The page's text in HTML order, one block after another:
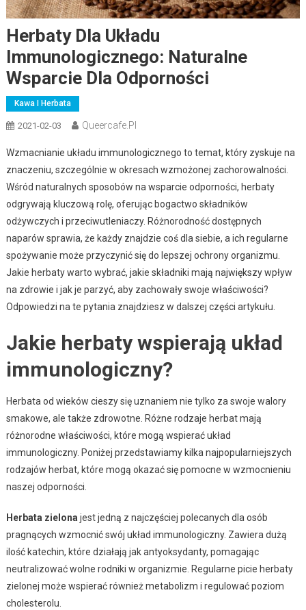
Herbaty Dla Układu
Immunologicznego: Naturalne
Wsparcie Dla Odporności
Kawa I Herbata
2021-02-03 Queercafe.pl
Wzmacnianie układu immunologicznego to temat, który zyskuje na
znaczeniu, szczególnie w okresach wzmożonej zachorowalności.
Wśród naturalnych sposobów na wsparcie odporności, herbaty
odgrywają kluczową rolę, oferując bogactwo składników
odżywczych i przeciwutleniaczy. Różnorodność dostępnych
naparów sprawia, że każdy znajdzie coś dla siebie, a ich regularne
spożywanie może przyczynić się do lepszej ochrony organizmu.
Jakie herbaty warto wybrać, jakie składniki mają największy wpływ
na zdrowie i jak je parzyć, aby zachowały swoje właściwości?
Odpowiedzi na te pytania znajdziesz w dalszej części artykułu.
Jakie herbaty wspierają układ
immunologiczny?
Herbata od wieków cieszy się uznaniem nie tylko za swoje walory
smakowe, ale także zdrowotne. Różne rodzaje herbat mają
różnorodne właściwości, które mogą wspierać układ
immunologiczny. Poniżej przedstawiamy kilka najpopularniejszych
rodzajów herbat, które mogą okazać się pomocne w wzmocnieniu
naszej odporności.
Herbata zielona jest jedną z najczęściej polecanych dla osób
pragnących wzmocnić swój układ immunologiczny. Zawiera dużą
ilość katechin, które działają jak antyoksydanty, pomagając
neutralizować wolne rodniki w organizmie. Regularne picie herbaty
zielonej może wspierać również metabolizm i regulować poziom
cholesterolu.